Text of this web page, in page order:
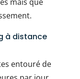
à distance
entouré de